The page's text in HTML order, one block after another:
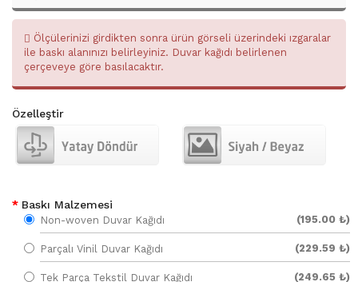
Ölçülerinizi girdikten sonra ürün görseli üzerindeki ızgaralar
ile baskı alanınızı belirleyiniz. Duvar kağıdı belirlenen
çerçeveye göre basılacaktır.
Özelleştir
Baskı Malzemesi
Non-woven Duvar Kağıdı (195.00 ₺)
Parçalı Vinil Duvar Kağıdı (229.59 ₺)
Tek Parça Tekstil Duvar Kağıdı (249.65 ₺)